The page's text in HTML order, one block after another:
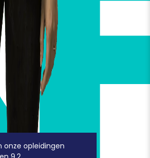
onze opleidingen